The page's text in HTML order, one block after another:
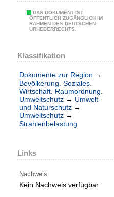
DAS DOKUMENT IST
ÖFFENTLICH ZUGÄNGLICH IM
RAHMEN DES DEUTSCHEN
URHEBERRECHTS.
Klassifikation
Dokumente zur Region →
Bevölkerung. Soziales.
Wirtschaft. Raumordnung.
Umweltschutz → Umwelt-
und Naturschutz →
Umweltschutz →
Strahlenbelastung
Links
Nachweis
Kein Nachweis verfügbar